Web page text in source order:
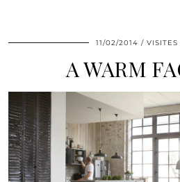
11/02/2014 VISITES
A WARM